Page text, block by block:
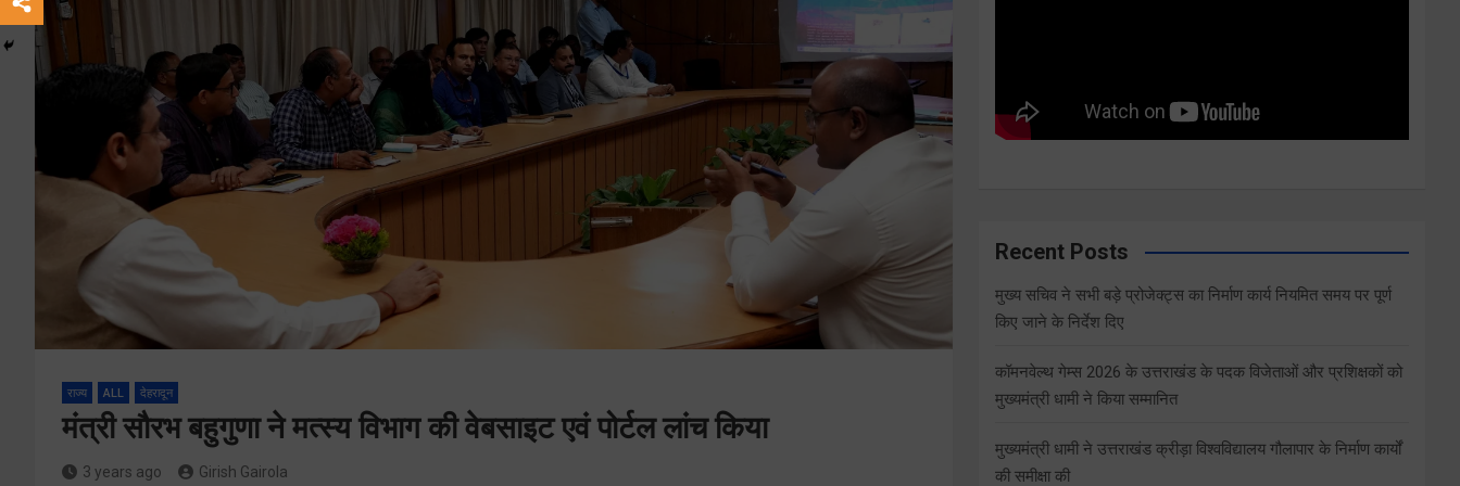
राज्य ALL देहरादून
मंत्री सौरभ बहुगुणा ने मत्स्य विभाग की वेबसाइट एवं पोर्टल लांच किया
3 years ago Girish Gairola
Recent Posts
मुख्य सचिव ने सभी बड़े प्रोजेक्ट्स का निर्माण कार्य नियमित समय पर पूर्ण
किए जाने के निर्देश दिए
कॉमनवेल्थ गेम्स 2026 के उत्तराखंड के पदक विजेताओं और प्रशिक्षकों को
मुख्यमंत्री धामी ने किया सम्मानित
मुख्यमंत्री धामी ने उत्तराखंड क्रीड़ा विश्वविद्यालय गौलापार के निर्माण कार्यों
की समीक्षा की